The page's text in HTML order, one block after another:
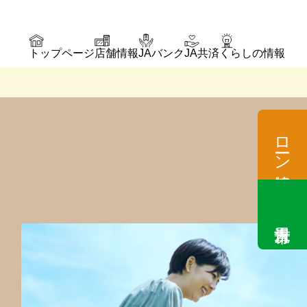
トップページ店舗情報JAバンクJA共済 くらしの情報
ローン情報